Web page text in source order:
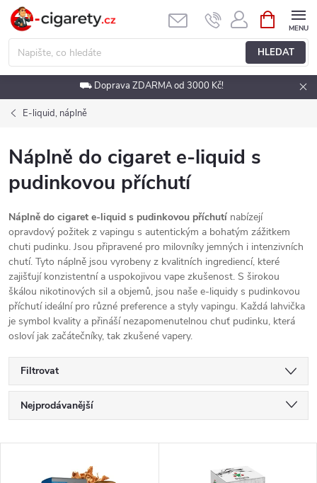
Přejít
obsah
HLEDAT
NÁKUPNÍ
KOŠÍK
⛟ Doprava ZDARMA od 3000 Kč!
E-liquid, náplně
Náplně do cigaret e-liquid s
pudinkovou příchutí
Náplně do cigaret e-liquid s pudinkovou příchutí nabízejí
opravdový požitek z vapingu s autentickým a bohatým zážitkem
chuti pudinku. Jsou připravené pro milovníky jemných i intenzivních
chutí. Tyto náplně jsou vyrobeny z kvalitních ingrediencí, které
zajišťují konzistentní a uspokojivou vape zkušenost. S širokou
škálou nikotinových sil a objemů, jsou naše e-liquidy s pudinkovou
příchutí ideální pro různé preference a styly vapingu. Každá lahvička
je symbol kvality a přináší nezapomenutelnou chuť pudinku, která
osloví jak začátečníky, tak zkušené vapery.
Filtrovat
Ř
a
Nejprodávanější